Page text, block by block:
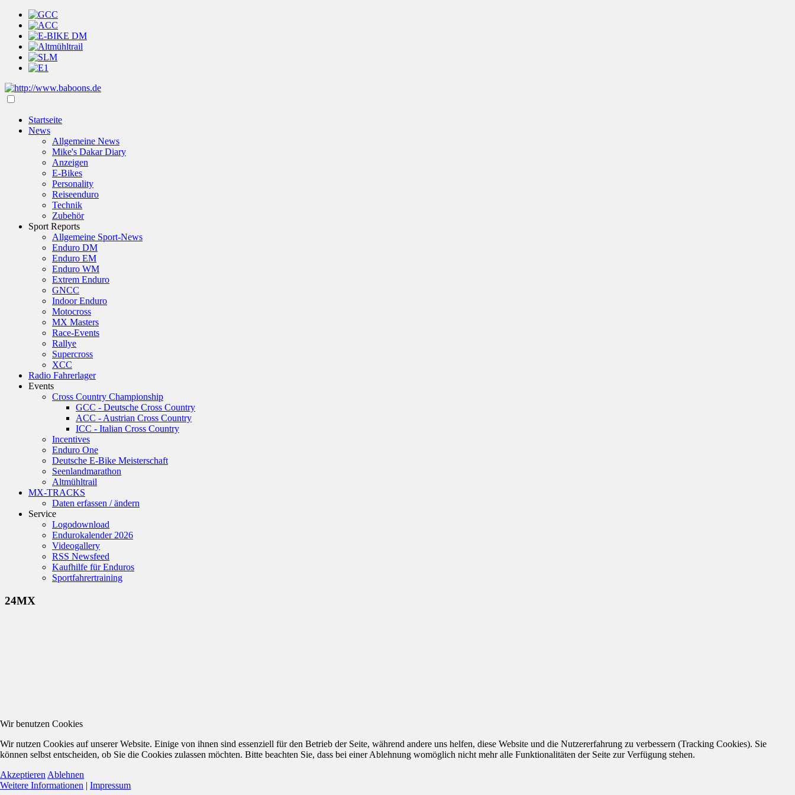
Startseite
News
Allgemeine News
Mike's Dakar Diary
Anzeigen
E-Bikes
Personality
Reiseenduro
Technik
Zubehör
Sport Reports
Allgemeine Sport-News
Enduro DM
Enduro EM
Enduro WM
Extrem Enduro
GNCC
Indoor Enduro
Motocross
MX Masters
Race-Events
Rallye
Supercross
XCC
Radio Fahrerlager
Events
Cross Country Championship
GCC - Deutsche Cross Country
ACC - Austrian Cross Country
ICC - Italian Cross Country
Incentives
Enduro One
Deutsche E-Bike Meisterschaft
Seenlandmarathon
Altmühltrail
MX-TRACKS
Daten erfassen / ändern
Service
Logodownload
Endurokalender 2026
Videogallery
RSS Newsfeed
Kaufhilfe für Enduros
Sportfahrertraining
24MX
Wir benutzen Cookies
Wir nutzen Cookies auf unserer Website. Einige von ihnen sind essenziell für den Betrieb der Seite, während andere uns helfen, diese Website und die Nutzererfahrung zu verbessern (Tracking Cookies). Sie
können selbst entscheiden, ob Sie die Cookies zulassen möchten. Bitte beachten Sie, dass bei einer Ablehnung womöglich nicht mehr alle Funktionalitäten der Seite zur Verfügung stehen.
Akzeptieren Ablehnen
Weitere Informationen | Impressum